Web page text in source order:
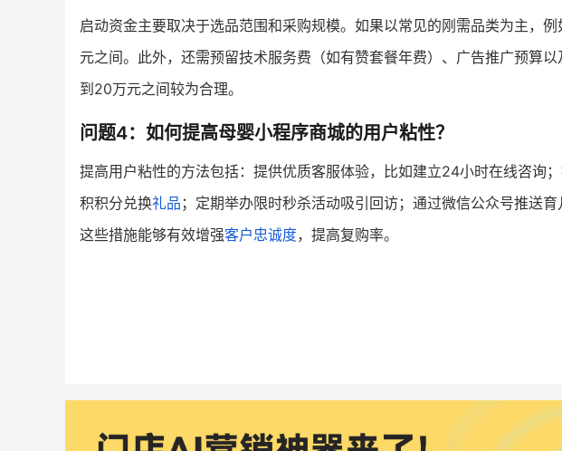
启动资金主要取决于选品范围和采购规模。如果以常见的刚需品类为主，
元之间。此外，还需预留技术服务费（如有赞套餐年费）、广告推广预算
到20万元之间较为合理。
问题4：如何提高母婴小程序商城的用户粘性？
提高用户粘性的方法包括：提供优质客服体验，比如建立24小时在线咨询
积积分兑换礼品 ；定期举办限时秒杀活动吸引回访；通过微信公众号推送育
这些措施能够有效增强客户忠诚度，提高复购率。